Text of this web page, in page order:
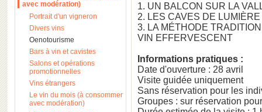
avec modération)
Portrait d'un vigneron
Divers vins
Oenotourisme
Bars à vin et cavistes
Salons et opérations
promotionnelles
Vins étrangers
Le vin du mois (à consommer
avec modération)
1. UN BALCON SUR LA
2. LES CAVES DE LUMIÈRE
3. LA MÉTHODE
VIN EFFERVESCENT
Informations pratiques :
Date d'ouverture : 28 avril
Visite guidée uniquement
Sans réservation pour les
Groupes : sur réservation